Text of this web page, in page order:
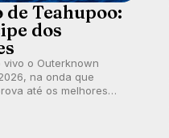
Teahupoo:
dos
vivo o Outerknown
na onda que
até os melhores
mundo. E participe dos